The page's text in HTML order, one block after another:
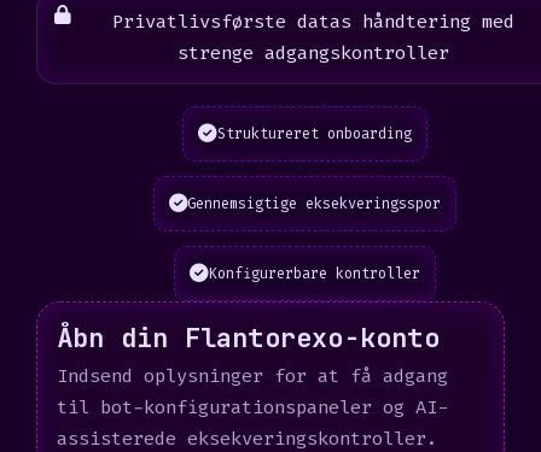
Privatlivsførste datas håndtering med
strenge adgangskontroller
Struktureret onboarding
Gennemsigtige eksekveringsspor
Konfigurerbare kontroller
Åbn din Flantorexo-konto
Indsend oplysninger for at få adgang
til bot-konfigurationspaneler og AI-
assisterede eksekveringskontroller.